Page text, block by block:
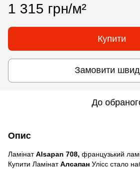
1 315 грн/м²
Купити
Замовити
До
Опис
Ламінат Alsapan 708, французький
Купити Ламінат Алсапан Улісс стало